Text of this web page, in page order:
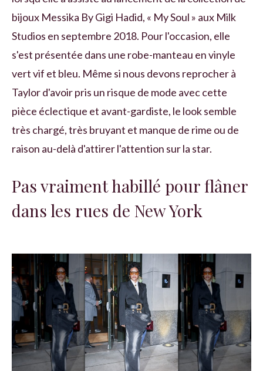
bijoux Messika By Gigi Hadid, « My Soul » aux Milk
Studios en septembre 2018. Pour l'occasion, elle
s'est présentée dans une robe-manteau en vinyle
vert vif et bleu. Même si nous devons reprocher à
Taylor d'avoir pris un risque de mode avec cette
pièce éclectique et avant-gardiste, le look semble
très chargé, très bruyant et manque de rime ou de
raison au-delà d'attirer l'attention sur la star.
Pas vraiment habillé pour flâner
dans les rues de New York